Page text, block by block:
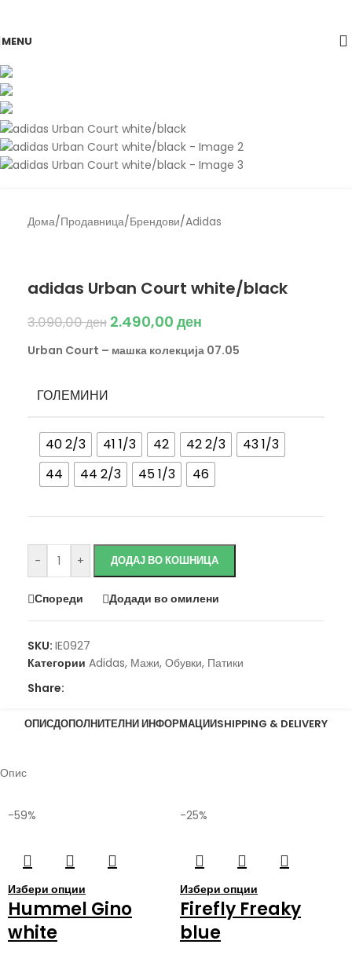
MENU
-19%
Дома/Продавница/Брендови/Adidas
adidas Urban Court white/black
3.090,00ден 2.490,00 ден
Urban Court – машка колекција 07.05
ГОЛЕМИНИ
40 2/3 41 1/3 42 42 2/3
43 1/3
44
44 2/3 45 1/3 46
- + ДОДАЈ ВО КОШНИЦА
Спореди Додади во омилени
SKU: IE0927
Категории Adidas, Мажи, Обувки, Патики
Share:
ОПИСДОПОЛНИТЕЛНИ ИНФОРМАЦИИSHIPPING & DELIVERY
Опис
-59%
Избери опции
Hummel Gino
white
-25%
Избери опции
Firefly Freaky
blue